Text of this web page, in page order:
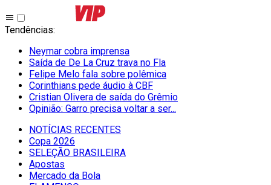
Tendências:
Neymar cobra imprensa
Saída de De La Cruz trava no Fla
Felipe Melo fala sobre polêmica
Corinthians pede áudio à CBF
Cristian Olivera de saída do Grêmio
Opinião: Garro precisa voltar a ser...
NOTÍCIAS RECENTES
Copa 2026
SELEÇÃO BRASILEIRA
Apostas
Mercado da Bola